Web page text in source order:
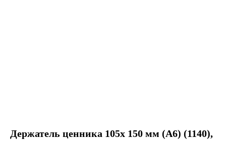
Держатель ценника 105х 150 мм (А6) (1140),